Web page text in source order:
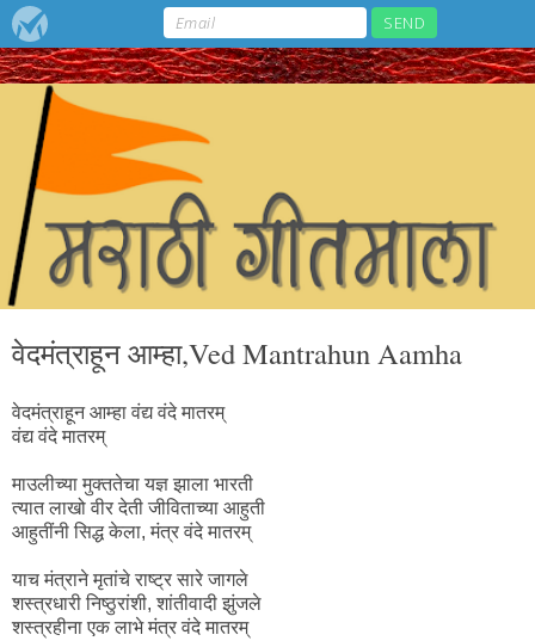
वेदमंत्राहून आम्हा,Ved Mantrahun Aamha
वेदमंत्राहून आम्हा वंद्य वंदे मातरम्‌
वंद्य वंदे मातरम्‌
माउलीच्या मुक्ततेचा यज्ञ झाला भारती
त्यात लाखो वीर देती जीविताच्या आहुती
आहुतींनी सिद्ध केला, मंत्र वंदे मातरम्‌
याच मंत्राने मृतांचे राष्ट्र सारे जागले
शस्त्रधारी निष्ठुरांशी, शांतीवादी झुंजले
शस्त्रहीना एक लाभे मंत्र वंदे मातरम्‌